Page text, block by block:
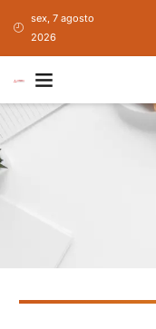
sex, 7 agosto
2026